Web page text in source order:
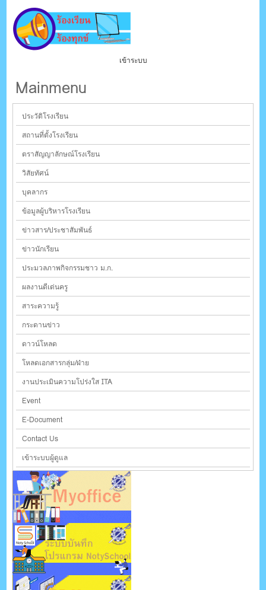
เข้าระบบ
Mainmenu
ประวัติโรงเรียน
สถานที่ตั้งโรงเรียน
ตราสัญญาลักษณ์โรงเรียน
วิสัยทัศน์
บุคลากร
ข้อมูลผู้บริหารโรงเรียน
ข่าวสาร/ประชาสัมพันธ์
ข่าวนักเรียน
ประมวลภาพกิจกรรมชาว ม.ก.
ผลงานดีเด่นครู
สาระความรู้
กระดานข่าว
ดาวน์โหลด
โหลดเอกสารกลุ่ม/ฝ่าย
งานประเมินความโปร่งใส ITA
Event
E-Document
Contact Us
เข้าระบบผู้ดูแล